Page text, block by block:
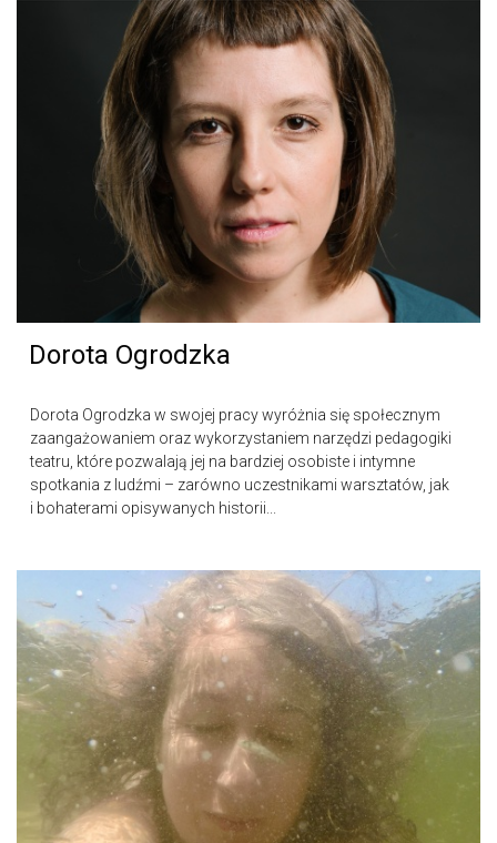
Dorota Ogrodzka
Dorota Ogrodzka w swojej pracy wyróżnia się społecznym
zaangażowaniem oraz wykorzystaniem narzędzi pedagogiki
teatru, które pozwalają jej na bardziej osobiste i intymne
spotkania z ludźmi – zarówno uczestnikami warsztatów, jak
i bohaterami opisywanych historii...